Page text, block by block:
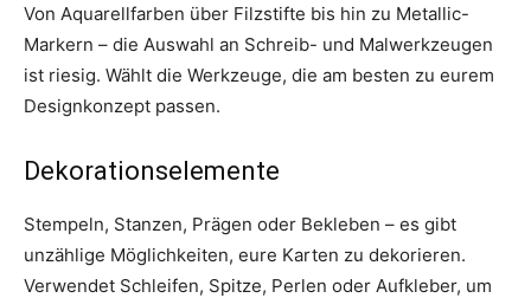
Von Aquarellfarben über Filzstifte bis hin zu Metallic-
Markern – die Auswahl an Schreib- und Malwerkzeugen
ist riesig. Wählt die Werkzeuge, die am besten zu eurem
Designkonzept passen.
Dekorationselemente
Stempeln, Stanzen, Prägen oder Bekleben – es gibt
unzählige Möglichkeiten, eure Karten zu dekorieren.
Verwendet Schleifen, Spitze, Perlen oder Aufkleber, um